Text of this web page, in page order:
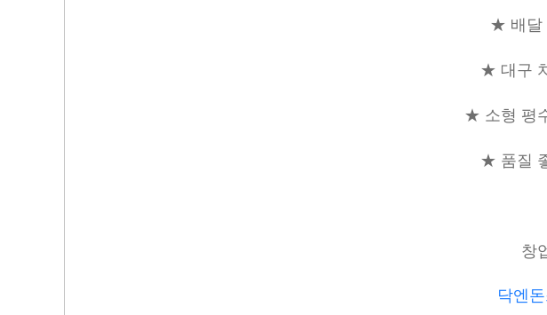
★ 배달
★ 대구
★ 소형 평
★ 품질
창
닥엔